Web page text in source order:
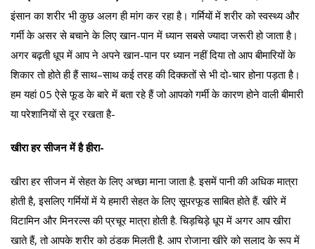
इंसान का शरीर भी कुछ अलग ही मांग कर रहा है। गर्मियों में शरीर को स्वस्थ्य और
गर्मी के असर से बचाने के लिए खान-पान में ध्यान सबसे ज्यादा जरूरी हो जाता है।
अगर बढ़ती धूप में आप ने अपने खान-पान पर ध्यान नहीं दिया तो आप बीमारियों के
शिकार तो होते ही हैं साथ–साथ कई तरह की दिक्कतों से भी दो-चार होना पड़ता है।
हम यहां 05 ऐसे फूड के बारे में बता रहे हैं जो आपको गर्मी के कारण होने वाली बीमारी
या परेशानियों से दूर रखता है-
खीरा हर सीजन में है हीरा-
खीरा हर सीजन में सेहत के लिए अच्छा माना जाता है. इसमें पानी की अधिक मात्रा
होती है, इसलिए गर्मियों में ये हमारी सेहत के लिए सूपरफूड साबित होते हैं. खीरे में
विटामिन और मिनरल्स की प्रचूर मात्रा होती है. चिड़चिड़े धूप में अगर आप खीरा
खाते हैं, तो आपके शरीर को ठंडक मिलती है. आप रोजाना खीरे को सलाद के रूप में